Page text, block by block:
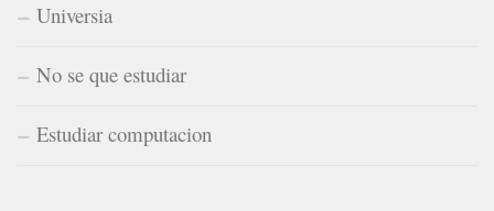
Universia
No se que estudiar
Estudiar computacion